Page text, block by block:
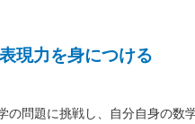
現力を身につける
問題に挑戦し、自分自身の